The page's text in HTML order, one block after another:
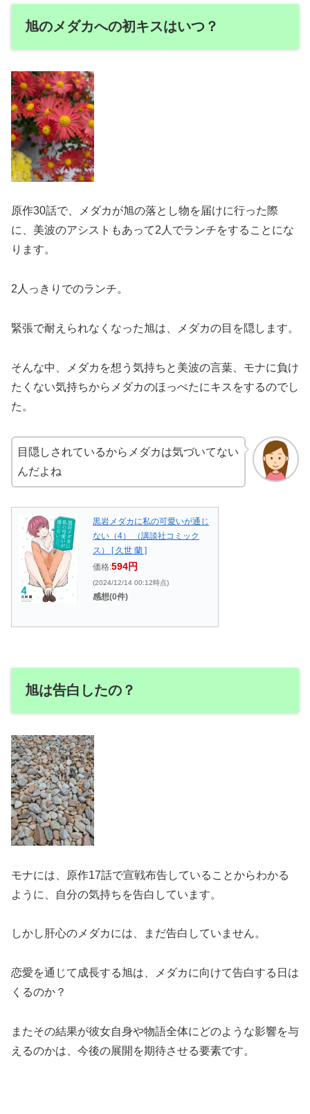
旭のメダカへの初キスはいつ？
原作30話で、メダカが旭の落とし物を届けに行った際
に、美波のアシストもあって2人でランチをすることにな
ります。
2人っきりでのランチ。
緊張で耐えられなくなった旭は、メダカの目を隠します。
そんな中、メダカを想う気持ちと美波の言葉、モナに負け
たくない気持ちからメダカのほっぺたにキスをするのでし
た。
目隠しされているからメダカは気づいてない
んだよね
黒岩メダカに私の可愛いが通じ
ない（4） （講談社コミック
ス） [ 久世 蘭 ]
価格:594円
(2024/12/14 00:12時点)
感想(0件)
旭は告白したの？
モナには、原作17話で宣戦布告していることからわかる
ように、自分の気持ちを告白しています。
しかし肝心のメダカには、まだ告白していません。
恋愛を通じて成長する旭は、メダカに向けて告白する日は
くるのか？
またその結果が彼女自身や物語全体にどのような影響を与
えるのかは、今後の展開を期待させる要素です。